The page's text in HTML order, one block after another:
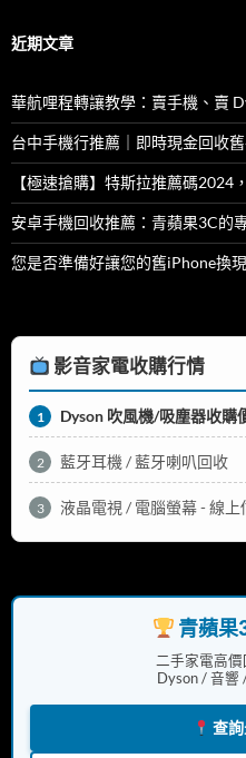
字:
近期文章
華航哩程轉讓教學：賣手機、賣
台中手機行推薦｜即時現金回收
【極速搶購】特斯拉推薦碼2024
安卓手機回收推薦：青蘋果3C的
您是否準備好讓您的舊iPhone換
影音家電收購行情
1 Dyson 吹風機/吸塵器收購
2 藍牙耳機 / 藍牙喇叭回收
3 液晶電視 / 電腦螢幕 - 線上
青蘋果
二手家電高
Dyson / 音響
查